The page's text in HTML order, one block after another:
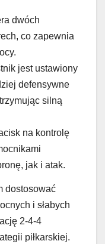
dwóch
co zapewnia
jest ustawiony
defensywne
silną
na kontrolę
jak i atak.
dostosować
i słabych
2-4-4
piłkarskiej.